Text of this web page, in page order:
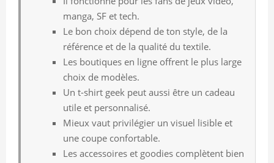
manga, SF et tech.
Le bon choix dépend de ton style, de la
référence et de la qualité du textile.
Les boutiques en ligne offrent le plus large
choix de modèles.
Un t-shirt geek peut aussi être un cadeau
utile et personnalisé.
Mieux vaut privilégier un visuel lisible et
une coupe confortable.
Les accessoires et goodies complètent bien